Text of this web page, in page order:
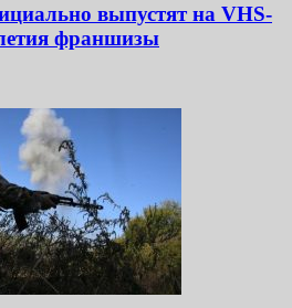
выпустят на VHS-
летия франшизы